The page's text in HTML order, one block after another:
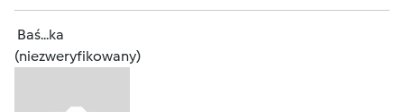
Baś...ka
(niezweryfikowany)